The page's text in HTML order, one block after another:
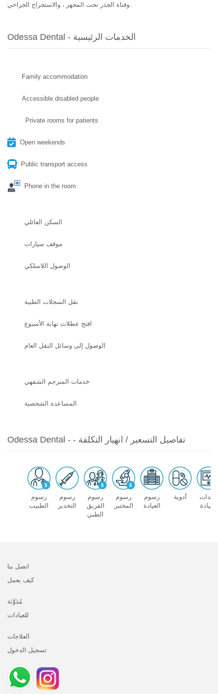
Odessa Dental - الخدمات الرئيسية
Family accommodation
Accessible disabled people
Private rooms for patients
Open weekends
Public transport access
Phone in the room
السكن العائلي
موقف سيارات
الوصول اللاسلكي
نقل السجلات الطبية
افتح عطلات نهاية الأسبوع
الوصول إلى وسائل النقل العام
خدمات المترجم الشفهي
المساعدة الشخصية
Odessa Dental - - تفاصيل التسعير / انهيار التكلفة
رسوم
الطبيب
رسوم
التخدير
رسوم
الفريق
الطبي
رسوم
المختبر
رسوم
العيادة
أدوية
معدات
العيادة
اتصل بنا
كيف يعمل
مُدَوَّنَة
للعيادات
العلاجات
تسجيل الدخول